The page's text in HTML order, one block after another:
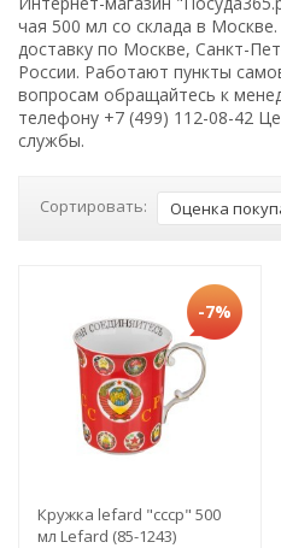
чая 500 мл со склада в
доставку по Москве, Санкт-
России. Работают пункты
вопросам обращайтесь к
телефону +7 (499) 112-08-42
службы.
Сортировать: Оценка
-7%
Кружка lefard "ссср" 500
мл Lefard (85-1243)